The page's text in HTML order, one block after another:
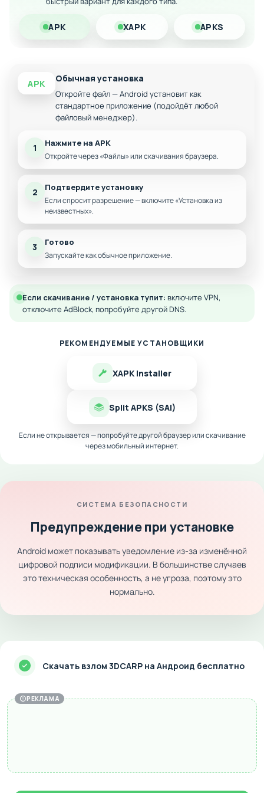
Система прогрессии и улучшения экипировки
Реалистичная механика рыбалки
APK XAPK APKS
APK Обычная установка
Откройте файл — Android установит как
стандартное приложение (подойдёт любой
файловый менеджер).
1 Нажмите на APK
Откройте через «Файлы» или скачивания браузера.
2 Подтвердите установку
Если спросит разрешение — включите «Установка из
неизвестных».
3 Готово
Запускайте как обычное приложение.
Если скачивание / установка тупит: включите VPN,
отключите AdBlock, попробуйте другой DNS.
РЕКОМЕНДУЕМЫЕ УСТАНОВЩИКИ
XAPK Installer
Split APKS (SAI)
Если не открывается — попробуйте другой браузер или скачивание
через мобильный интернет.
СИСТЕМА БЕЗОПАСНОСТИ
Предупреждение при установке
Android может показывать уведомление из-за изменённой
цифровой подписи модификации. В большинстве случаев
это техническая особенность, а не угроза, поэтому это
нормально.
Скачать взлом 3DCARP на Андроид бесплатно
РЕКЛАМА